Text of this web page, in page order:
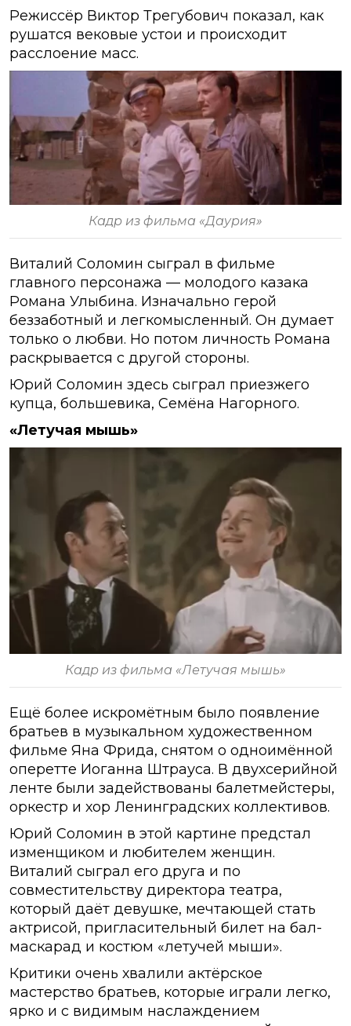
Режиссёр Виктор Трегубович показал, как
рушатся вековые устои и происходит
расслоение масс.
Кадр из фильма «Даурия»
Виталий Соломин сыграл в фильме
главного персонажа — молодого казака
Романа Улыбина. Изначально герой
беззаботный и легкомысленный. Он думает
только о любви. Но потом личность Романа
раскрывается с другой стороны.
Юрий Соломин здесь сыграл приезжего
купца, большевика, Семёна Нагорного.
«Летучая мышь»
Кадр из фильма «Летучая мышь»
Ещё более искромётным было появление
братьев в музыкальном художественном
фильме Яна Фрида, снятом о одноимённой
оперетте Иоганна Штрауса. В двухсерийной
ленте были задействованы балетмейстеры,
оркестр и хор Ленинградских коллективов.
Юрий Соломин в этой картине предстал
изменщиком и любителем женщин.
Виталий сыграл его друга и по
совместительству директора театра,
который даёт девушке, мечтающей стать
актрисой, пригласительный билет на бал-
маскарад и костюм «летучей мыши».
Критики очень хвалили актёрское
мастерство братьев, которые играли легко,
ярко и с видимым наслаждением